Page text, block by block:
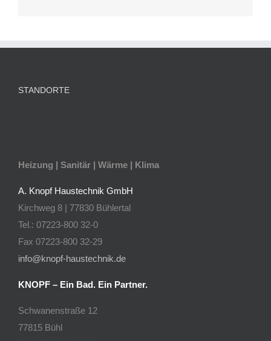
STANDORTE
Heizung | Sanitär | Wärme | Klima
A. Knopf Haustechnik GmbH
Kirchweg 8 | 77830 Bühlertal
Tel.: 07223-800 32-0
Fax 07223-800 32-29
info@knopf-haustechnik.de
KNOPF – Ein Bad. Ein Partner.
Schwanenstraße 12
77815 Bühl